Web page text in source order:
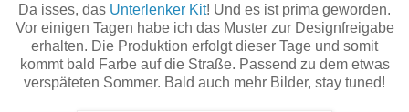
Da isses, das Unterlenker Kit! Und es ist prima geworden.
Vor einigen Tagen habe ich das Muster zur Designfreigabe
erhalten. Die Produktion erfolgt dieser Tage und somit
kommt bald Farbe auf die Straße. Passend zu dem etwas
verspäteten Sommer. Bald auch mehr Bilder, stay tuned!